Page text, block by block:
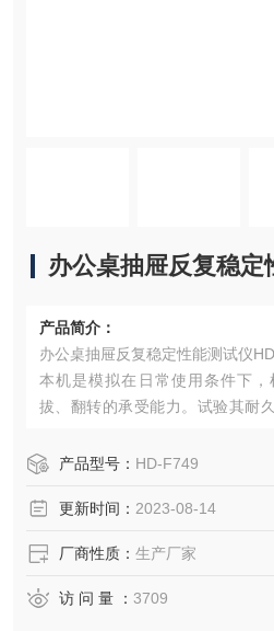
办公桌抽屉反复稳定
产品简介：
办公桌抽屉反复稳定性能测试仪
本机是模拟在日常使用条件下
拔、翻转的承受能力。试验其耐
被测物重复加载，此试验以便于
试仪性能Z稳定的。
产品型号： HD-F749
更新时间： 2023-08-14
厂商性质： 生产厂家
访 问 量 ： 3709